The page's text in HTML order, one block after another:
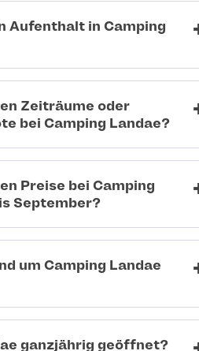
Aufenthalt in Camping
Zeiträume oder
bei Camping Landae?
Preise bei Camping
September?
um Camping Landae
ganzjährig geöffnet?